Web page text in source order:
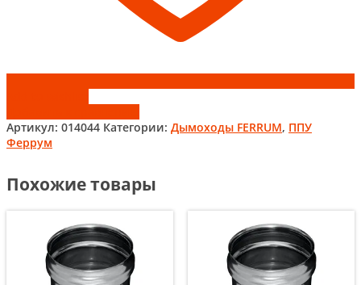
Артикул: 014044 Категории: Дымоходы FERRUM, ППУ
Феррум
Похожие товары